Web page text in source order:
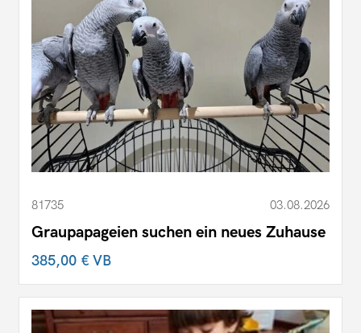
81735 03.08.2026
Graupapageien suchen ein neues Zuhause
385,00 €VB